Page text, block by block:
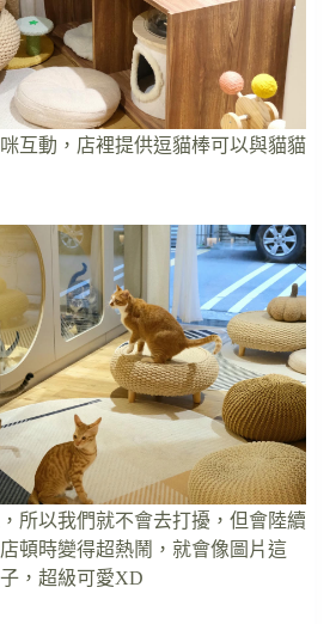
互動，店裡提供逗貓棒可以與貓貓
所以我們就不會去打擾，但會陸續
頓時變得超熱鬧，就會像圖片這
，超級可愛XD